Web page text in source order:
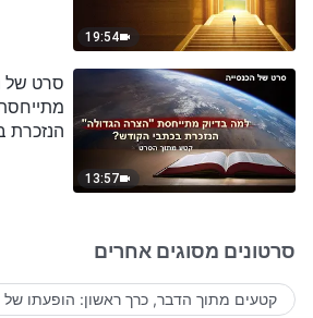
19:54
13:57
סרט של
הנזכרת
סרטונים מסוגים אחרים
קטעים מתוך הדבר, כרך ראשון: הופעתו של